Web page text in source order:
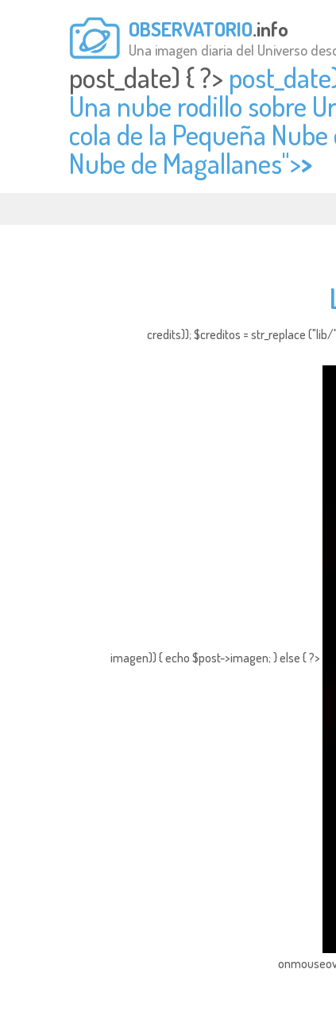
OBSERVATORIO.info
Una imagen diaria del Universo
post_date) { ?>
Una nube rodillo sobre
cola de la Pequeña
Nube de Magallanes">>
credits)); $creditos = str_replace
imagen)) { echo $post->imagen; } else { ?>